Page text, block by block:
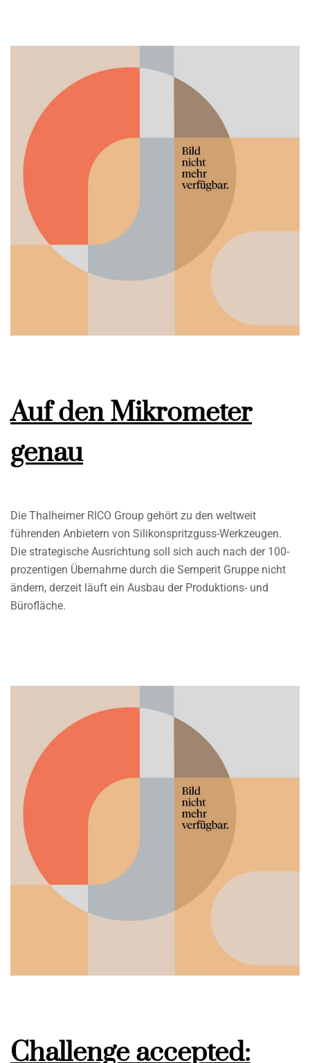
Auf den Mikrometer
genau
Die Thalheimer RICO Group gehört zu den weltweit
führenden Anbietern von Silikonspritzguss-Werkzeugen.
Die strategische Ausrichtung soll sich auch nach der 100-
prozentigen Übernahme durch die Semperit Gruppe nicht
ändern, derzeit läuft ein Ausbau der Produktions- und
Bürofläche.
Challenge accepted: